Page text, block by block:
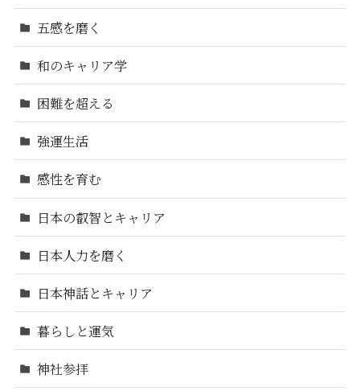
五感を磨く
和のキャリア学
困難を超える
強運生活
感性を育む
日本の叡智とキャリア
日本人力を磨く
日本神話とキャリア
暮らしと運気
神社参拝